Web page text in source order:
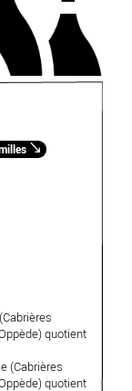
quotient
(Cabrières
quotient